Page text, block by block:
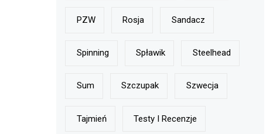
PZW Rosja Sandacz
Spinning Spławik Steelhead
Sum Szczupak Szwecja
Tajmień Testy I Recenzje